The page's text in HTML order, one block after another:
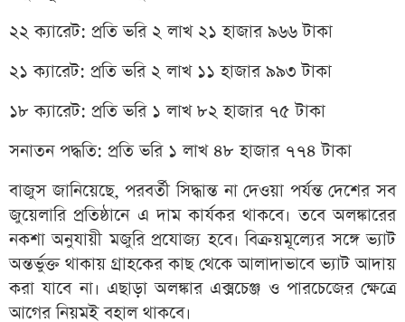
২২ ক্যারেট: প্রতি ভরি ২ লাখ ২১ হাজার ৯৬৬ টাকা
২১ ক্যারেট: প্রতি ভরি ২ লাখ ১১ হাজার ৯৯৩ টাকা
১৮ ক্যারেট: প্রতি ভরি ১ লাখ ৮২ হাজার ৭৫ টাকা
সনাতন পদ্ধতি: প্রতি ভরি ১ লাখ ৪৮ হাজার ৭৭৪ টাকা
বাজুস জানিয়েছে, পরবর্তী সিদ্ধান্ত না দেওয়া পর্যন্ত দেশের সব
জুয়েলারি প্রতিষ্ঠানে এ দাম কার্যকর থাকবে। তবে অলঙ্কারের
নকশা অনুযায়ী মজুরি প্রযোজ্য হবে। বিক্রয়মূল্যের সঙ্গে ভ্যাট
অন্তর্ভুক্ত থাকায় গ্রাহকের কাছ থেকে আলাদাভাবে ভ্যাট আদায়
করা যাবে না। এছাড়া অলঙ্কার এক্সচেঞ্জ ও পারচেজের ক্ষেত্রে
আগের নিয়মই বহাল থাকবে।